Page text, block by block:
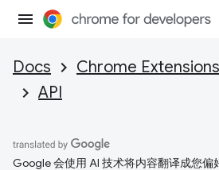
Docs Chrome Extensions
API
Google 会使用 AI 技术将内容翻译成您偏